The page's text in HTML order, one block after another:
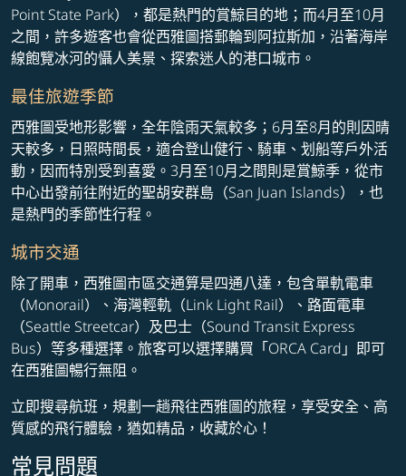
Point State Park），都是熱門的賞鯨目的地；而4月至10月
之間，許多遊客也會從西雅圖搭郵輪到阿拉斯加，沿著海岸
線飽覽冰河的懾人美景、探索迷人的港口城市。
最佳旅遊季節
西雅圖受地形影響，全年陰雨天氣較多；6月至8月的則因晴
天較多，日照時間長，適合登山健行、騎車、划船等戶外活
動，因而特別受到喜愛。3月至10月之間則是賞鯨季，從市
中心出發前往附近的聖胡安群島（San Juan Islands），也
是熱門的季節性行程。
城市交通
除了開車，西雅圖市區交通算是四通八達，包含單軌電車
（Monorail）、海灣輕軌（Link Light Rail）、路面電車
（Seattle Streetcar）及巴士（Sound Transit Express
Bus）等多種選擇。旅客可以選擇購買「ORCA Card」即可
在西雅圖暢行無阻。
立即搜尋航班，規劃一趟飛往西雅圖的旅程，享受安全、高
質感的飛行體驗，猶如精品，收藏於心！
常見問題